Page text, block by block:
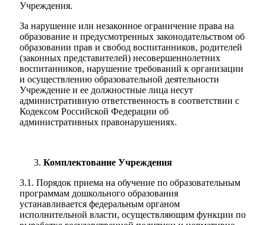
Учреждения.
За нарушение или незаконное ограничение права на
образование и предусмотренных законодательством об
образовании прав и свобод воспитанников, родителей
(законных представителей) несовершеннолетних
воспитанников, нарушение требований к организации
и осуществлению образовательной деятельности
Учреждение и ее должностные лица несут
административную ответственность в соответствии с
Кодексом Российской Федерации об
административных правонарушениях.
Комплектование Учреждения
3.1. Порядок приема на обучение по образовательным
программам дошкольного образования
устанавливается федеральным органом
исполнительной власти, осуществляющим функции по